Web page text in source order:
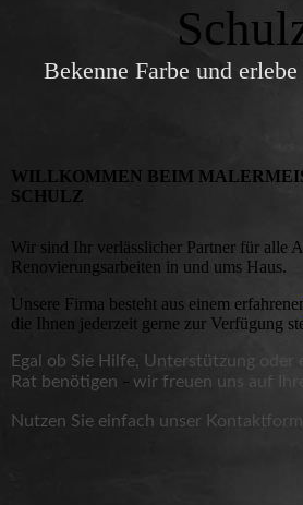
Bekenne Farbe und
WILLKOMMEN BEIM
SCHULZ
Wir sind Ihr verlässlicher Partner für alle
Renovierungsarbeiten in und ums Haus.
Unsere Firma besteht aus einem
die Ihnen jederzeit gerne zur Verfügung
Egal ob Sie Hilfe, Unterstützung oder
Rat benötigen – wir freuen uns auf
Nutzen Sie einfach unser